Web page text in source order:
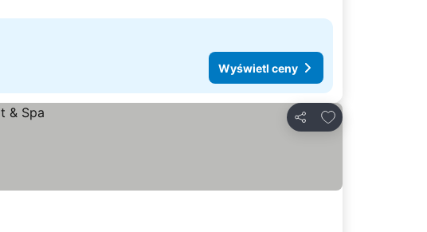
Wyświetl ceny
Udostępnij
Dodaj do